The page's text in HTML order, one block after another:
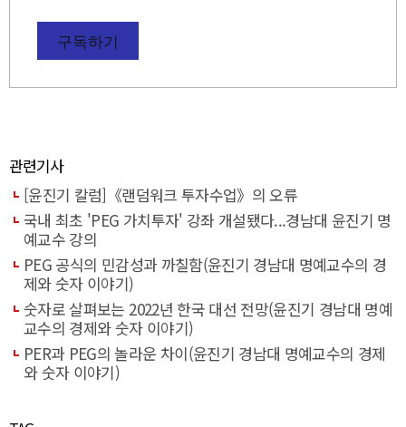
구독하기
관련기사
[윤진기 칼럼]《랜덤워크 투자수업》의 오류
국내 최초 'PEG 가치투자' 강좌 개설됐다...경남대 윤진기 명
예교수 강의
PEG 공식의 민감성과 까칠함(윤진기 경남대 명예교수의 경
제와 숫자 이야기)
숫자로 살펴보는 2022년 한국 대선 전망(윤진기 경남대 명예
교수의 경제와 숫자 이야기)
PER과 PEG의 놀라운 차이(윤진기 경남대 명예교수의 경제
와 숫자 이야기)